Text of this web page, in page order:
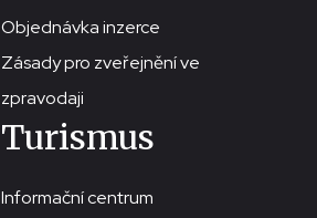
Objednávka inzerce
Zásady pro zveřejnění ve
zpravodaji
Turismus
Informační centrum